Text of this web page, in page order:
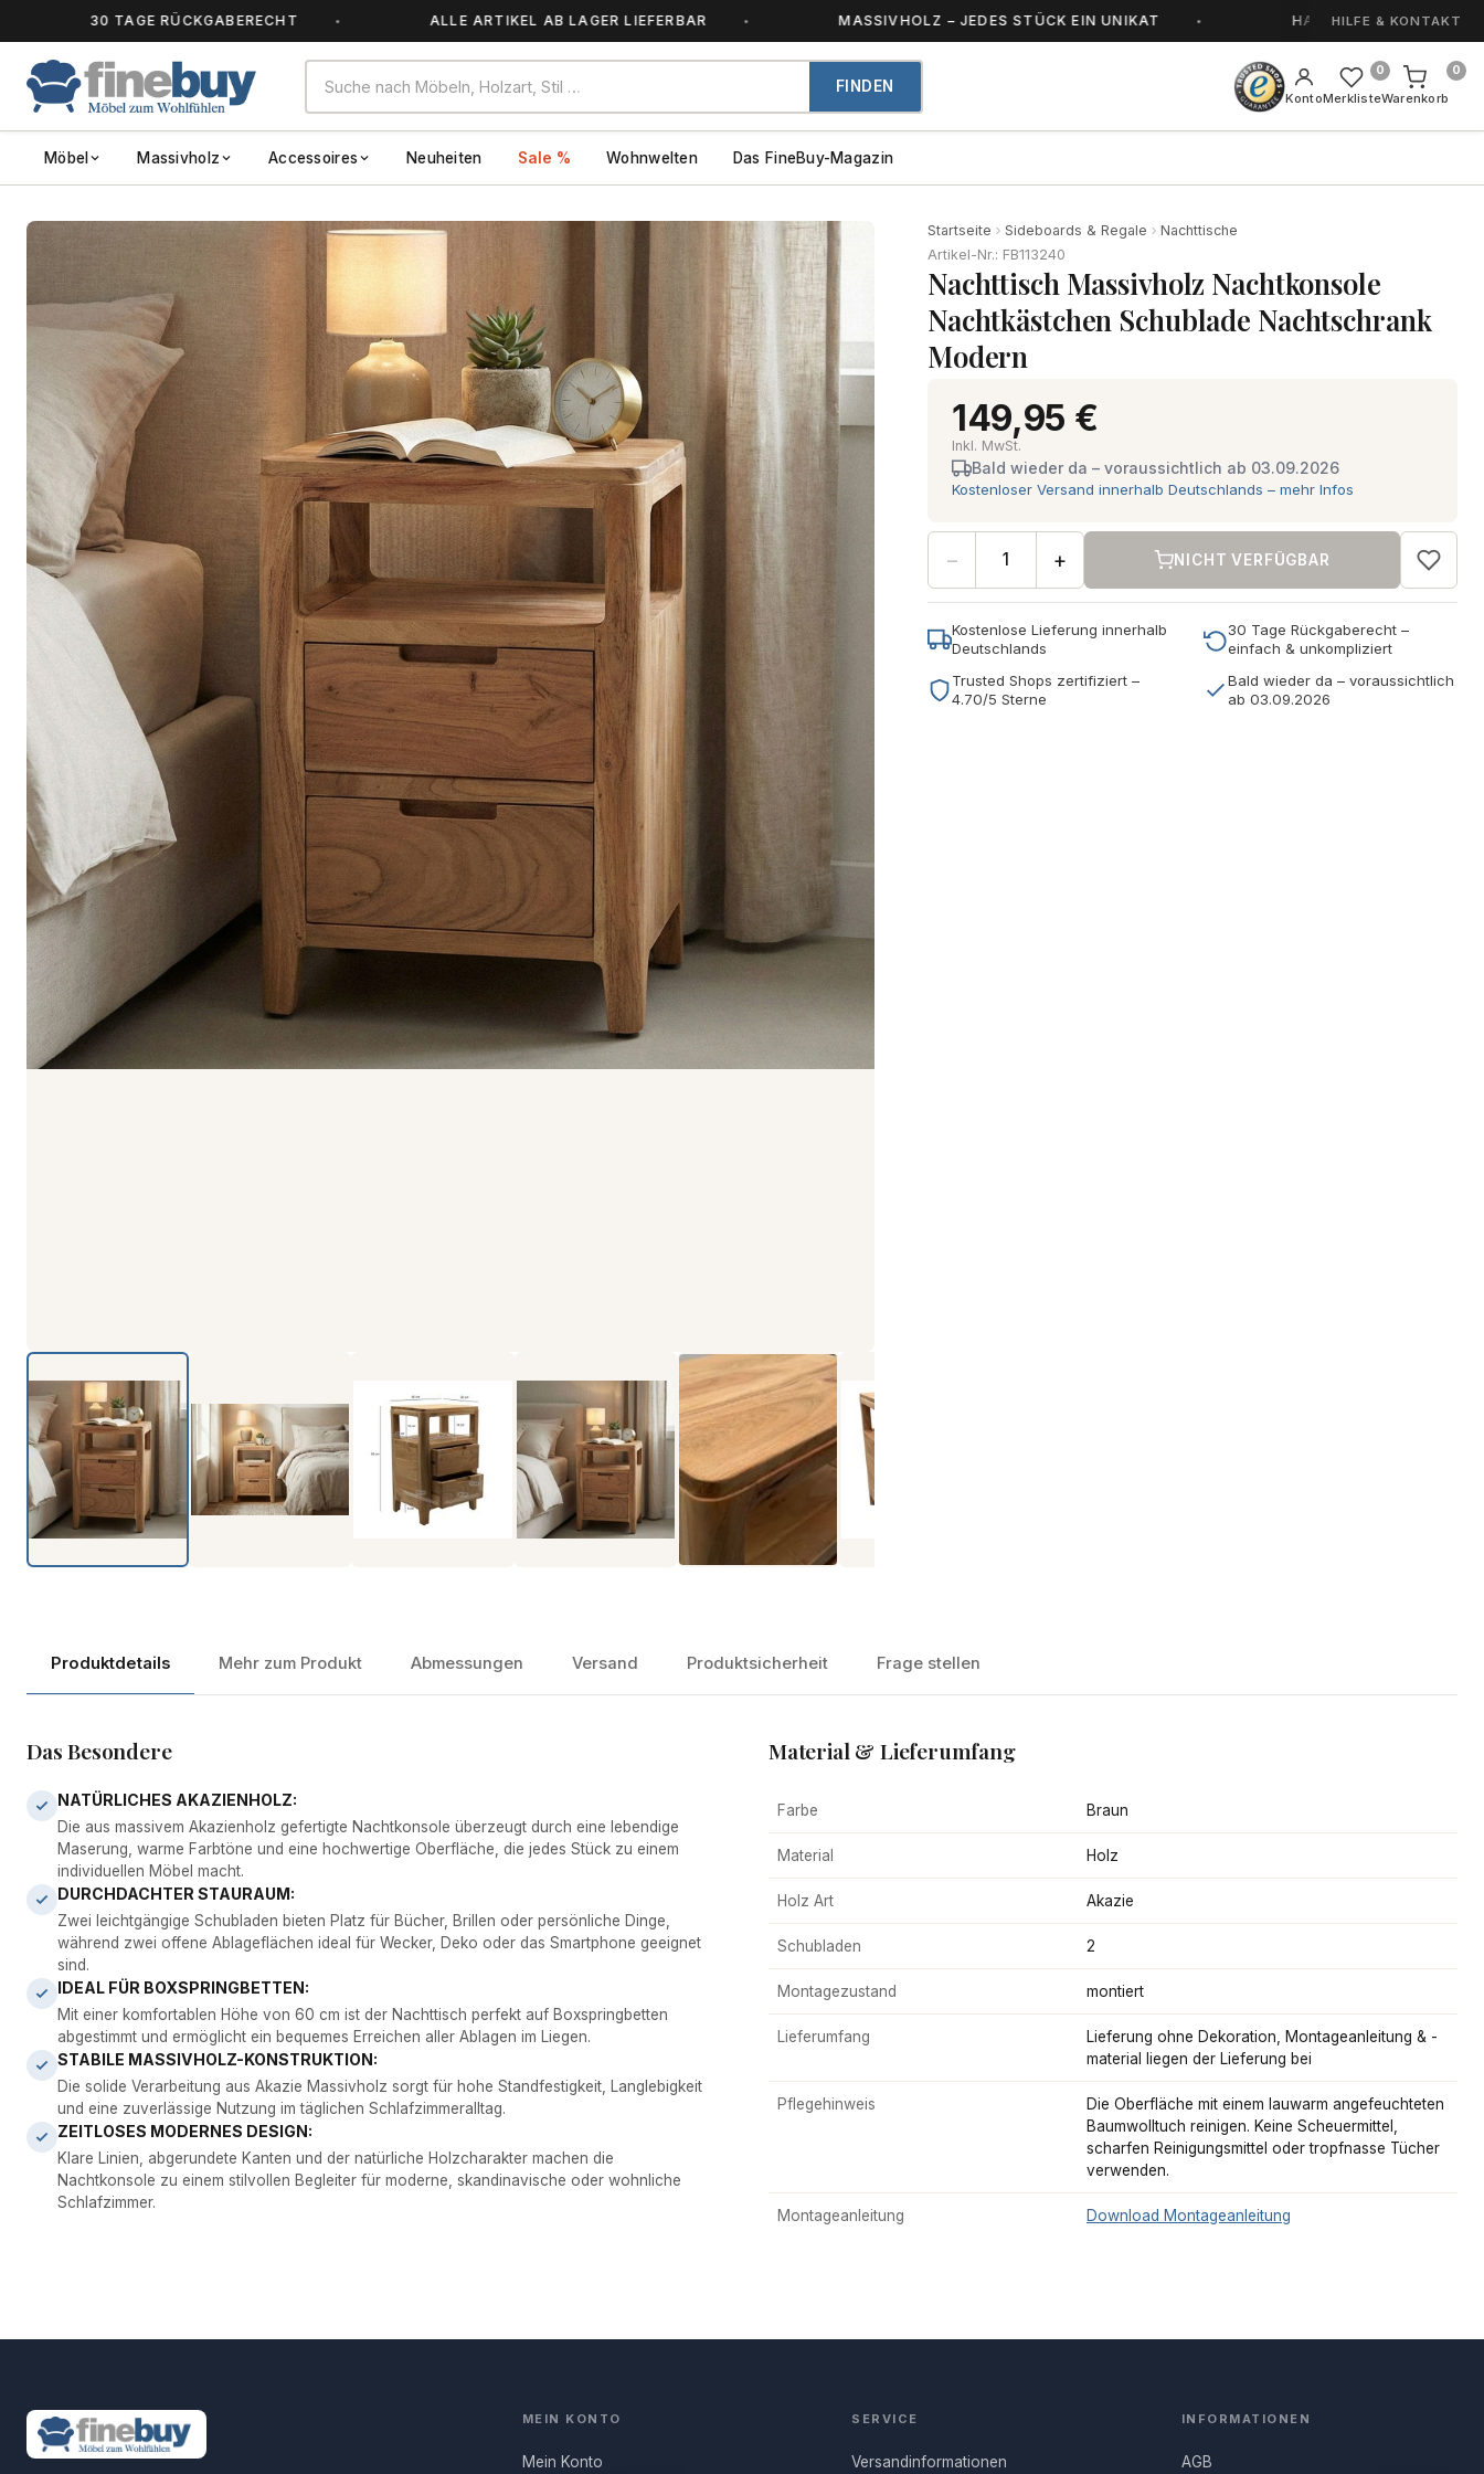
30 TAGE RÜCKGABERECHT ALLE ARTIKEL AB LAGER LIEFERBAR MASSIVHOLZ – JEDES STÜCK EIN UNIKAT HANDGEFERTIGT INHILFE & KONTAKT
FINDEN
KontoMerkliste
0
Warenkorb
0
Möbel Massivholz Accessoires Neuheiten Sale % Wohnwelten Das FineBuy-Magazin
Produkt-Video ansehen
Startseite Sideboards & Regale
Nachttische
Artikel-Nr.: FB113240
Nachttisch Massivholz Nachtkonsole
Nachtkästchen Schublade Nachtschrank
Modern
149,95 €
Inkl. MwSt.
Bald wieder da – voraussichtlich ab 03.09.2026
Kostenloser Versand innerhalb Deutschlands – mehr Infos
− + NICHT VERFÜGBAR
Kostenlose Lieferung innerhalb
Deutschlands
30 Tage Rückgaberecht –
einfach & unkompliziert
Trusted Shops zertifiziert –
4.70/5 Sterne
Bald wieder da – voraussichtlich
ab 03.09.2026
Produktdetails Mehr zum Produkt Abmessungen Versand Produktsicherheit Frage stellen
Das Besondere
NATÜRLICHES AKAZIENHOLZ:
Die aus massivem Akazienholz gefertigte Nachtkonsole überzeugt durch eine lebendige
Maserung, warme Farbtöne und eine hochwertige Oberfläche, die jedes Stück zu einem
individuellen Möbel macht.
DURCHDACHTER STAURAUM:
Zwei leichtgängige Schubladen bieten Platz für Bücher, Brillen oder persönliche Dinge,
während zwei offene Ablageflächen ideal für Wecker, Deko oder das Smartphone geeignet
sind.
IDEAL FÜR BOXSPRINGBETTEN:
Mit einer komfortablen Höhe von 60 cm ist der Nachttisch perfekt auf Boxspringbetten
abgestimmt und ermöglicht ein bequemes Erreichen aller Ablagen im Liegen.
STABILE MASSIVHOLZ-KONSTRUKTION:
Die solide Verarbeitung aus Akazie Massivholz sorgt für hohe Standfestigkeit, Langlebigkeit
und eine zuverlässige Nutzung im täglichen Schlafzimmeralltag.
ZEITLOSES MODERNES DESIGN:
Klare Linien, abgerundete Kanten und der natürliche Holzcharakter machen die
Nachtkonsole zu einem stilvollen Begleiter für moderne, skandinavische oder wohnliche
Schlafzimmer.
Material & Lieferumfang
Farbe Braun
Material Holz
Holz Art Akazie
Schubladen 2
Montagezustand montiert
Lieferumfang
Lieferung ohne Dekoration, Montageanleitung & -
material liegen der Lieferung bei
Pflegehinweis
Die Oberfläche mit einem lauwarm angefeuchteten
Baumwolltuch reinigen. Keine Scheuermittel,
scharfen Reinigungsmittel oder tropfnasse Tücher
verwenden.
Montageanleitung Download Montageanleitung
MEIN KONTO
Mein Konto
SERVICE
Versandinformationen
INFORMATIONEN
AGB